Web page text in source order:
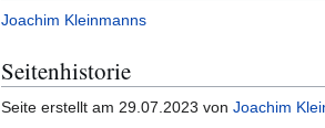
Joachim Kleinmanns
Seitenhistorie
Seite erstellt am 29.07.2023 von Joachim